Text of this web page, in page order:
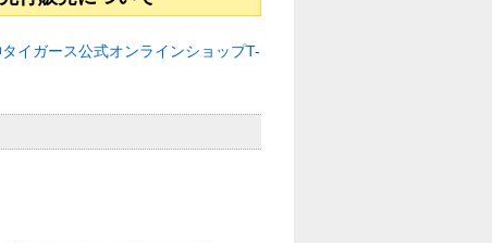
タイガース公式オンラインショップT-